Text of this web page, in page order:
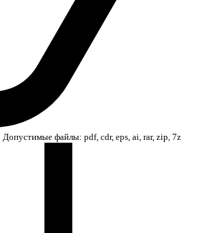
Допустимые файлы: pdf, cdr, eps, ai, rar, zip, 7z